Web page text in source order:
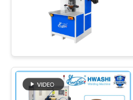
SUJET
NOUS
Machine